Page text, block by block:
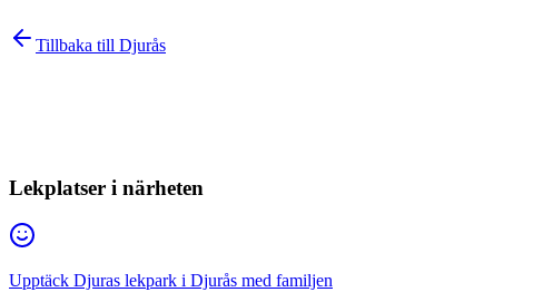
Tillbaka till Djurås
Lekplatser i närheten
Upptäck Djuras lekpark i Djurås med familjen